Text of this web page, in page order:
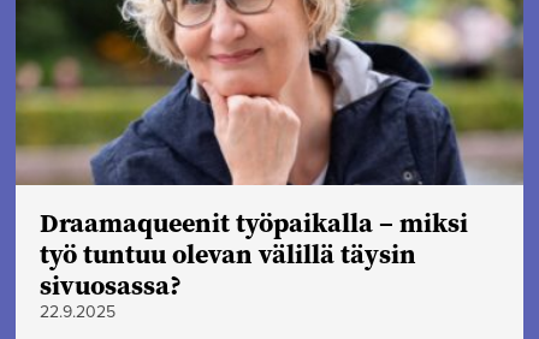
Draamaqueenit työpaikalla – miksi
työ tuntuu olevan välillä täysin
sivuosassa?
22.9.2025